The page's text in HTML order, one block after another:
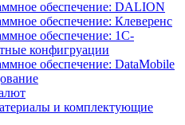
обеспечение: DALION
обеспечение: Клеверенс
обеспечение: 1С-
конфигруации
обеспечение: DataMobile
и комплектующие